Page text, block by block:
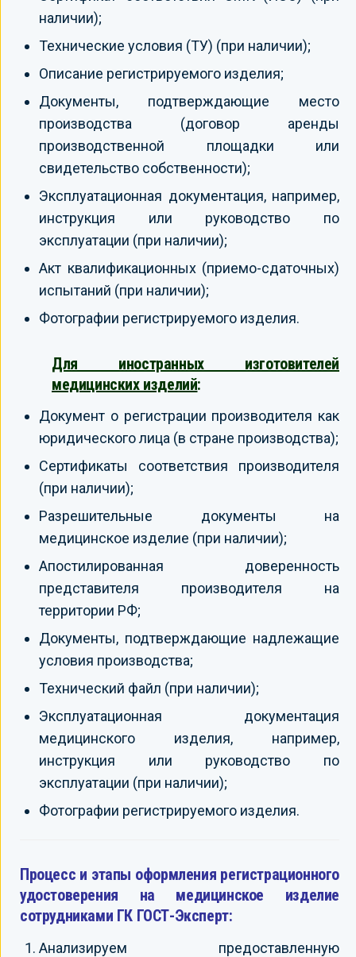
наличии);
Технические условия (ТУ) (при наличии);
Описание регистрируемого изделия;
Документы, подтверждающие место
производства (договор аренды
производственной площадки или
свидетельство собственности);
Эксплуатационная документация, например,
инструкция или руководство по
эксплуатации (при наличии);
Акт квалификационных (приемо-сдаточных)
испытаний (при наличии);
Фотографии регистрируемого изделия.
Для иностранных изготовителей
медицинских изделий:
Документ о регистрации производителя как
юридического лица (в стране производства);
Сертификаты соответствия производителя
(при наличии);
Разрешительные документы на
медицинское изделие (при наличии);
Апостилированная доверенность
представителя производителя на
территории РФ;
Документы, подтверждающие надлежащие
условия производства;
Технический файл (при наличии);
Эксплуатационная документация
медицинского изделия, например,
инструкция или руководство по
эксплуатации (при наличии);
Фотографии регистрируемого изделия.
Процесс и этапы оформления регистрационного
удостоверения на медицинское изделие
сотрудниками ГК ГОСТ-Эксперт:
Анализируем предоставленную